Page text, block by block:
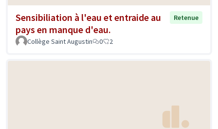
Sensibiliation à l'eau et entraide au
pays en manque d'eau.
Retenue
Collège Saint Augustin 0 2